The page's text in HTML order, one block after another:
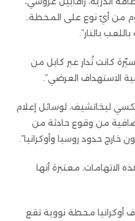
من أيّ نوع على المحطة..
بالنار”.
كانت تُدار عبر كابل من
الاستهداف العرضي”.
ليخاتشيف، لوسائل إعلام
إضافية من وقوع حادثة من
حدود روسيا وأوكرانيا”.
الاتهامات، معتبرة أنها
أوكرانيا محطة نووية تقع